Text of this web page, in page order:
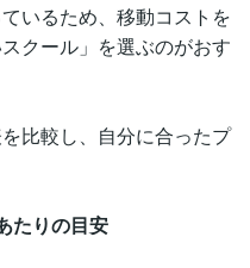
いるため、移動コストを
クール」を選ぶのがおす
比較し、自分に合ったプ
たりの目安